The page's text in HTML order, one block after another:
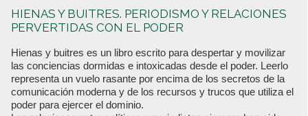
HIENAS Y BUITRES. PERIODISMO Y RELACIONES
PERVERTIDAS CON EL PODER
Hienas y buitres es un libro escrito para despertar y movilizar
las conciencias dormidas e intoxicadas desde el poder. Leerlo
representa un vuelo rasante por encima de los secretos de la
comunicación moderna y de los recursos y trucos que utiliza el
poder para ejercer el dominio.